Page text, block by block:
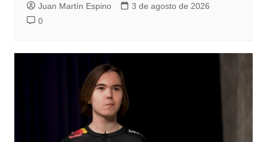
Juan Martín Espino
3 de agosto de 2026
0